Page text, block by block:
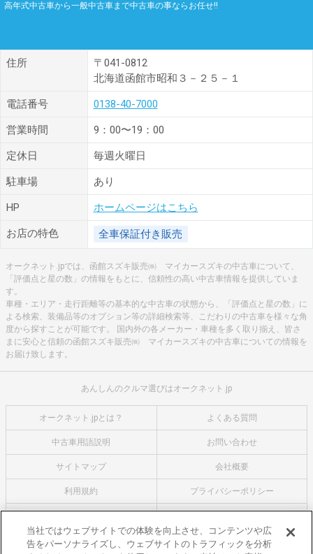
高年式中古車から一般中古車まで中古車の事ならお任せ!!
住所
〒041-0812
北海道函館市昭和３－２５－１
電話番号 0138-40-7000
営業時間 9：00〜19：00
定休日 毎週火曜日
駐車場 あり
HP ホームページはこちら
お店の特色 全車保証付き販売
オークネット.jpでは、函館スズキ販売㈱ マイカースズキの中古車について、
「評価点と星の数」の情報をもとに、信頼性の高い中古車情報を提供していま
す。
車種・エリア・走行距離等の基本的な中古車の状態から、「評価点と星の数」に
よる検索、装備品等のオプション等の詳細検索等、こだわりの中古車を様々な角
度から探すことが可能です。 国内外の各メーカー・車種を多く取り揃え、皆さ
まに安心と信頼の函館スズキ販売㈱ マイカースズキの中古車についての情報を
お届け致します。
あんしんのクルマ選びはオークネット.jp
オークネット.jpとは？ よくある質問
中古車用語説明 お問い合わせ
サイトマップ 会社概要
利用規約 プライバシーポリシー
オークネットのその他のサービス
当社ではウェブサイトでの体験を向上させ、コンテンツや広
告をパーソナライズし、ウェブサイトのトラフィックを分析